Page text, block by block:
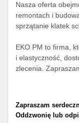
Nasza oferta
remontach i
sprzątanie klatek
EKO PM to firma,
i elastyczność,
zlecenia.
Zapraszam
Oddzwonię lub